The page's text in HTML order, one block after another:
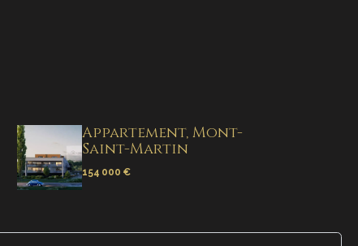
Appartement, Mont-
Saint-Martin
154 000 €